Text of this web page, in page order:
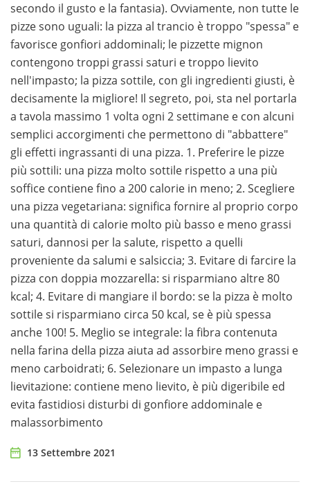
secondo il gusto e la fantasia). Ovviamente, non tutte le
pizze sono uguali: la pizza al trancio è troppo "spessa" e
favorisce gonfiori addominali; le pizzette mignon
contengono troppi grassi saturi e troppo lievito
nell'impasto; la pizza sottile, con gli ingredienti giusti, è
decisamente la migliore! Il segreto, poi, sta nel portarla
a tavola massimo 1 volta ogni 2 settimane e con alcuni
semplici accorgimenti che permettono di "abbattere"
gli effetti ingrassanti di una pizza. 1. Preferire le pizze
più sottili: una pizza molto sottile rispetto a una più
soffice contiene fino a 200 calorie in meno; 2. Scegliere
una pizza vegetariana: significa fornire al proprio corpo
una quantità di calorie molto più basso e meno grassi
saturi, dannosi per la salute, rispetto a quelli
proveniente da salumi e salsiccia; 3. Evitare di farcire la
pizza con doppia mozzarella: si risparmiano altre 80
kcal; 4. Evitare di mangiare il bordo: se la pizza è molto
sottile si risparmiano circa 50 kcal, se è più spessa
anche 100! 5. Meglio se integrale: la fibra contenuta
nella farina della pizza aiuta ad assorbire meno grassi e
meno carboidrati; 6. Selezionare un impasto a lunga
lievitazione: contiene meno lievito, è più digeribile ed
evita fastidiosi disturbi di gonfiore addominale e
malassorbimento
13 Settembre 2021